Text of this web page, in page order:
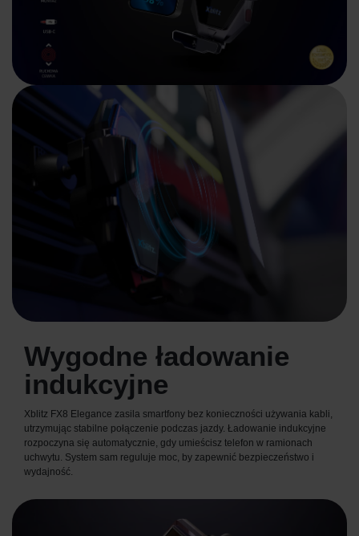
Wygodne ładowanie
indukcyjne
Xblitz FX8 Elegance zasila smartfony bez konieczności używania kabli,
utrzymując stabilne połączenie podczas jazdy. Ładowanie indukcyjne
rozpoczyna się automatycznie, gdy umieścisz telefon w ramionach
uchwytu. System sam reguluje moc, by zapewnić bezpieczeństwo i
wydajność.